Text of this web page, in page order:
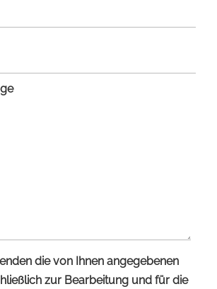
die von Ihnen angegebenen
zur Bearbeitung und für die